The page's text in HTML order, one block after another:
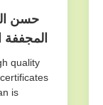
حسن
المجففة
quality
is